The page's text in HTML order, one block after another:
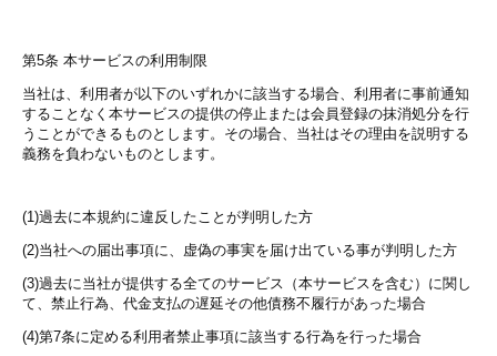
第5条 本サービスの利用制限
当社は、利用者が以下のいずれかに該当する場合、利用者に事前通知
することなく本サービスの提供の停止または会員登録の抹消処分を行
うことができるものとします。その場合、当社はその理由を説明する
義務を負わないものとします。
(1)過去に本規約に違反したことが判明した方
(2)当社への届出事項に、虚偽の事実を届け出ている事が判明した方
(3)過去に当社が提供する全てのサービス（本サービスを含む）に関し
て、禁止行為、代金支払の遅延その他債務不履行があった場合
(4)第7条に定める利用者禁止事項に該当する行為を行った場合